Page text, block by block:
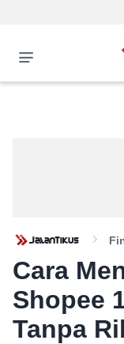
Cara
Shopee
Tanpa